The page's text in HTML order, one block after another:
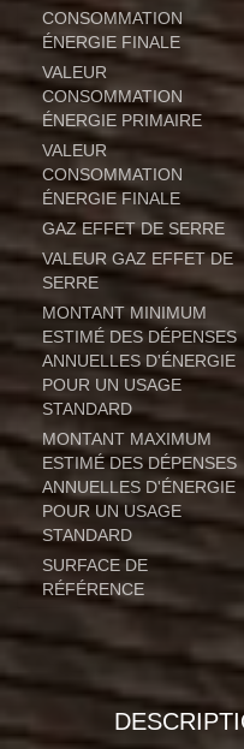
CONSOMMATION
ÉNERGIE FINALE
VALEUR
CONSOMMATION
ÉNERGIE PRIMAIRE
VALEUR
CONSOMMATION
ÉNERGIE FINALE
GAZ EFFET DE SERRE
VALEUR GAZ EFFET DE
SERRE
MONTANT MINIMUM
ESTIMÉ DES DÉPENSES
ANNUELLES D'ÉNERGIE
POUR UN USAGE
STANDARD
MONTANT MAXIMUM
ESTIMÉ DES DÉPENSES
ANNUELLES D'ÉNERGIE
POUR UN USAGE
STANDARD
SURFACE DE
RÉFÉRENCE